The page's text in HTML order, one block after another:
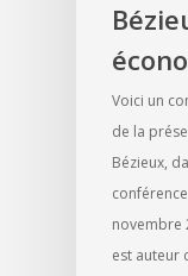
Voici un
de la
Bézieux,
novembre
est auteur